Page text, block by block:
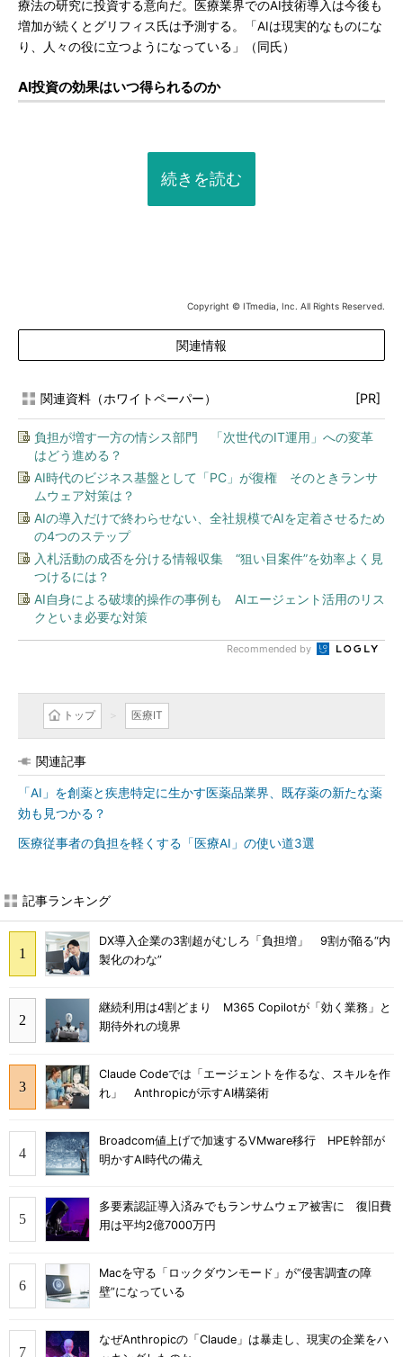
療法の研究に投資する意向だ。医療業界でのAI技術導入は今後も
増加が続くとグリフィス氏は予測する。「AIは現実的なものにな
り、人々の役に立つようになっている」（同氏）
AI投資の効果はいつ得られるのか
続きを読む
Copyright © ITmedia, Inc. All Rights Reserved.
関連情報
関連資料（ホワイトペーパー） [PR]
負担が増す一方の情シス部門 「次世代のIT運用」への変革
はどう進める？
AI時代のビジネス基盤として「PC」が復権 そのときランサ
ムウェア対策は？
AIの導入だけで終わらせない、全社規模でAIを定着させるため
の4つのステップ
入札活動の成否を分ける情報収集 “狙い目案件”を効率よく見
つけるには？
AI自身による破壊的操作の事例も AIエージェント活用のリス
クといま必要な対策
Recommended by
トップ 医療IT
関連記事
「AI」を創薬と疾患特定に生かす医薬品業界、既存薬の新たな薬
効も見つかる？
医療従事者の負担を軽くする「医療AI」の使い道3選
記事ランキング
DX導入企業の3割超がむしろ「負担増」 9割が陥る“内
製化のわな”
継続利用は4割どまり M365 Copilotが「効く業務」と
期待外れの境界
Claude Codeでは「エージェントを作るな、スキルを作
れ」 Anthropicが示すAI構築術
Broadcom値上げで加速するVMware移行 HPE幹部が
明かすAI時代の備え
多要素認証導入済みでもランサムウェア被害に 復旧費
用は平均2億7000万円
Macを守る「ロックダウンモード」が“侵害調査の障
壁”になっている
なぜAnthropicの「Claude」は暴走し、現実の企業をハ